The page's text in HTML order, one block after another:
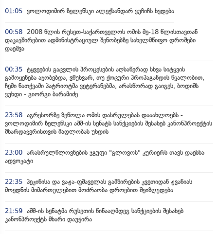
01:05 ვოლოდიმირ ზელენსკი ალექსანდარ ვუჩიჩს ხვდება
00:58
2008 წლის რუსეთ-საქართველოს ომის მე-18 წლისთავთან
დაკავშირებით ადმინისტრაციულ შენობებზე სახელმწიფო დროშები
დაეშვა
00:35 ტყვეების გაცვლის პროცესების აღსაწერად სხვა სიტყვის
გამოყენება აჯობებდა, ვწუხვარ, თუ ქოცური პროპაგანდის წყალობით,
ჩემი ნათქვამი პატრიოტმა ვეტერანებმა, არასწორად გაიგეს, ბოდიშს
ვუხდი - გიორგი ბარამიძე
23:58 აგრესორზე ზეწოლა ომის დასრულებას დააახლოებს -
ვოლოდიმირ ზელენსკი აშშ-ის სენატს სანქციების შესახებ კანონპროექტის
მხარდაჭერისთვის მადლობას უხდის
23:00 არასრულწლოვნების ჯგუფი "გლოვოს" კურიერს თავს დაესხა -
ადვოკატი
22:35 პეკინისა და ვაჟა-ფშაველას გამზირების კვეთიდან ჟვანიას
მოედნის მიმართულებით მოძრაობა დროებით შეიზღუდება
21:59 აშშ-ის სენატმა რუსეთის წინააღმდეგ სანქციების შესახებ
კანონპროექტს მხარი დაუჭირა